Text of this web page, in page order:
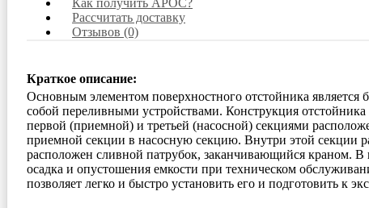
Как получить АРОС?
Рассчитать доставку
Отзывов (0)
Краткое описание:
Основным элементом поверхностного отстойника
собой переливными устройствами. Конструкция
первой (приемной) и третьей (насосной) секциями
приемной секции в насосную секцию. Внутри этой секции
расположен сливной патрубок, заканчивающийся краном. В
осадка и опустошения емкости при техническом
позволяет легко и быстро установить его и подготовить к